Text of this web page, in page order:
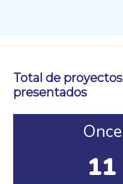
Total de proyectos
presentados
Once
11